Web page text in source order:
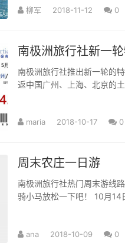
柳军 2018-11-12 0
南极洲旅行社新一
南极洲旅行社推出新一轮的
返中国广州、上海、北京的
maria 2018-10-17 0
周末农庄一日游
南极洲旅行社热门周末游线
骑小马放松一下吧！ 10月14
ana 2018-10-09 0